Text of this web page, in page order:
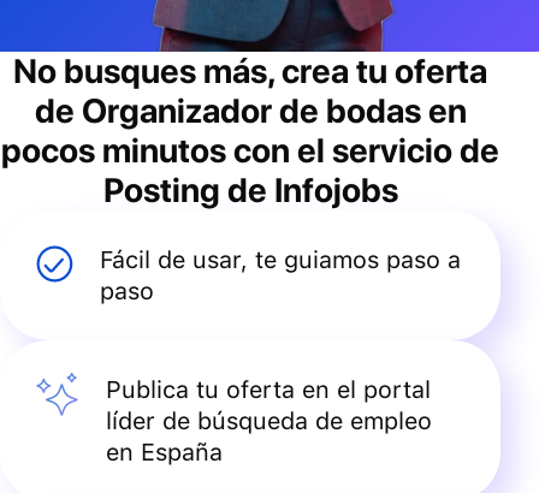
No busques más, crea tu oferta
de Organizador de bodasen
pocos minutos con el servicio de
Posting de Infojobs
Fácil de usar, te guiamos paso a
paso
Publica tu oferta en el portal
líder de búsqueda de empleo
en España